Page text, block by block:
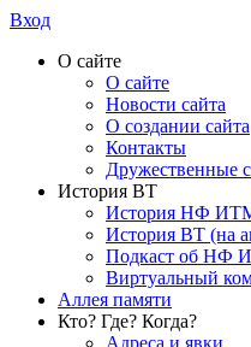
Вход
О сайте
О сайте
Новости сайта
О создании сайта
Контакты
Дружественные
История ВТ
История НФ
История ВТ (на
Подкаст об НФ
Виртуальный
Аллея памяти
Кто? Где? Когда?
Адреса и явки